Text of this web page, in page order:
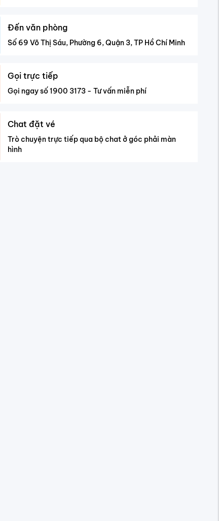
Đến văn phòng
Số 69 Võ Thị Sáu, Phường 6, Quận 3, TP Hồ Chí Minh
Gọi trực tiếp
Gọi ngay số 1900 3173 - Tư vấn miễn phí
Chat đặt vé
Trò chuyện trực tiếp qua bộ chat ở góc phải màn
hình